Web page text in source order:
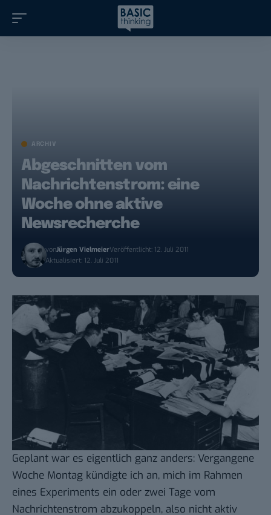
ARCHIV
Abgeschnitten vom
Nachrichtenstrom: eine
Woche ohne aktive
Newsrecherche
vonJürgen VielmeierVeröffentlicht: 12. Juli 2011
Aktualisiert: 12. Juli 2011
Geplant war es eigentlich ganz anders: Vergangene
Woche Montag kündigte ich an, mich im Rahmen
eines Experiments ein oder zwei Tage vom
Nachrichtenstrom abzukoppeln, also nicht aktiv